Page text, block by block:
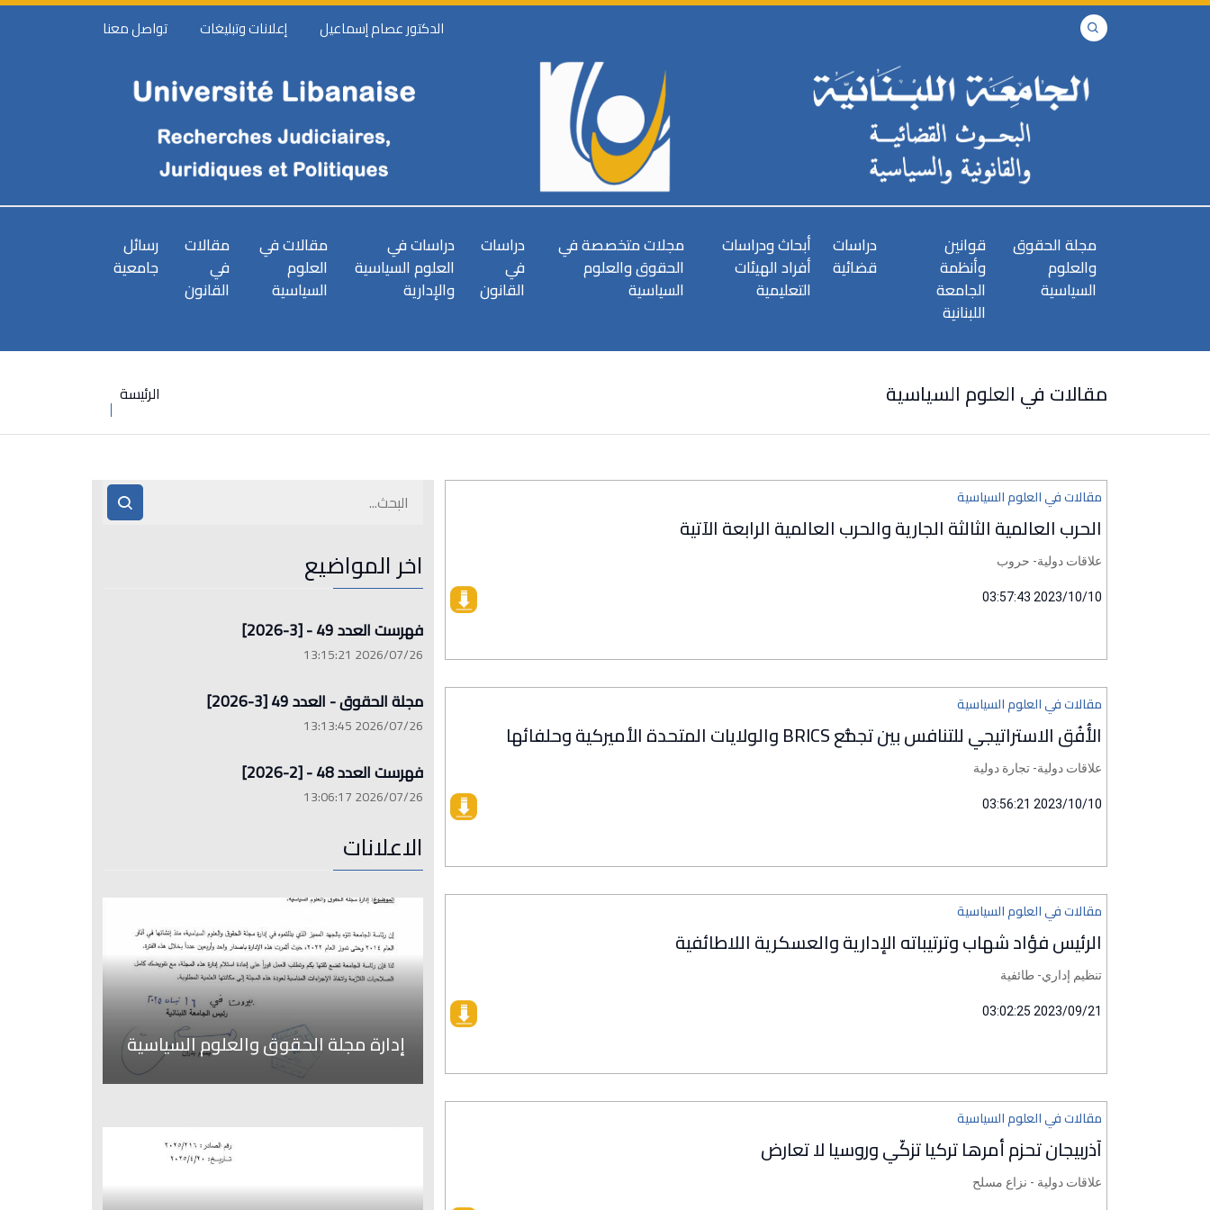
الدكتور عصام إسماعيل إعلانات وتبليغات تواصل معنا
مجلة الحقوق
والعلوم
السياسية
قوانين
وأنظمة
الجامعة
اللبنانية
دراسات
قضائية
أبحاث ودراسات
أفراد الهيئات
التعليمية
مجلات متخصصة في
الحقوق والعلوم
السياسية
دراسات
في
القانون
دراسات في
العلوم السياسية
والإدارية
مقالات في
العلوم
السياسية
مقالات
في
القانون
رسائل
جامعية
مقالات في العلوم السياسية الرئيسة
مقالات في العلوم السياسية
الحرب العالمية الثالثة الجارية والحرب العالمية الرابعة الآتية
علاقات دولية- حروب
2023/10/10 03:57:43
مقالات في العلوم السياسية
الأُفُق الاستراتيجي للتنافس بين تجمُّع BRICS والولايات المتحدة الأميركية وحلفائها
علاقات دولية- تجارة دولية
2023/10/10 03:56:21
مقالات في العلوم السياسية
الرئيس فؤاد شهاب وترتيباته الإدارية والعسكرية اللاطائفية
تنظيم إداري- طائفية
2023/09/21 03:02:25
مقالات في العلوم السياسية
آذربيجان تحزم أمرها تركيا تزكّي وروسيا لا تعارض
علاقات دولية - نزاع مسلح
اخر المواضيع
فهرست العدد 49 - [3-2026]
2026/07/26 13:15:21
مجلة الحقوق - العدد 49 [3-2026]
2026/07/26 13:13:45
فهرست العدد 48 - [2-2026]
2026/07/26 13:06:17
الاعلانات
إدارة مجلة الحقوق والعلوم السياسية